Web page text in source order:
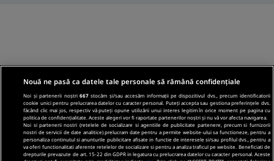
Nouă ne pasă ca datele tale personale să rămână confidențiale
Noi și partenerii noștri667 stocăm și/sau accesăm informații pe dispozitivul dvs., precum identificatorii
cookie unici pentru prelucrarea datelor cu caracter personal. Puteți accepta sau gestiona preferințele dvs.
făcând clic mai jos, respectiv vă puteți opune utilizării unui interes legitim în orice moment pe pagina cu
politica de confidențialitate. Aceste alegeri vor fi raportate partenerilor noștri și nu vă vor afecta navigarea.
Noi si partenerii nostri (retelele de socializare si agentiile de publicitate partenere, precum si furnizorii
nostri de servicii de date analitice) prelucram date pentru a permite website-ului sa functioneze, pentru a
personaliza continutul si anunturile publicitare afisate in functie de interesele si/sau profilul dvs., pentru a
va oferi functionalitati aferente retelelor de socializare si pentru a analiza traficul pe website. Beneficiati de
drepturile prevazute de art. 15-22 din GDPR in legatura cu prelucrarea datelor cu caracter personal. Aceste